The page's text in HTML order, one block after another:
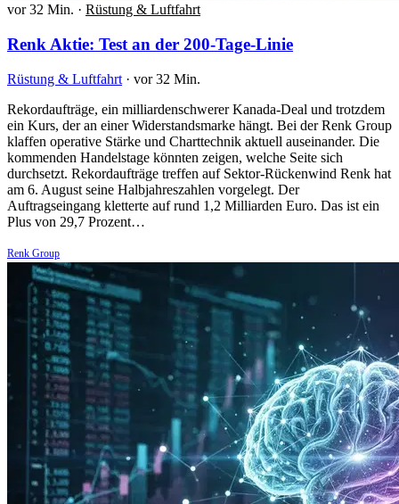
vor 32 Min. · Rüstung & Luftfahrt
Renk Aktie: Test an der 200-Tage-Linie
Rüstung & Luftfahrt · vor 32 Min.
Rekordaufträge, ein milliardenschwerer Kanada-Deal und trotzdem
ein Kurs, der an einer Widerstandsmarke hängt. Bei der Renk Group
klaffen operative Stärke und Charttechnik aktuell auseinander. Die
kommenden Handelstage könnten zeigen, welche Seite sich
durchsetzt. Rekordaufträge treffen auf Sektor-Rückenwind Renk hat
am 6. August seine Halbjahreszahlen vorgelegt. Der
Auftragseingang kletterte auf rund 1,2 Milliarden Euro. Das ist ein
Plus von 29,7 Prozent…
Renk Group